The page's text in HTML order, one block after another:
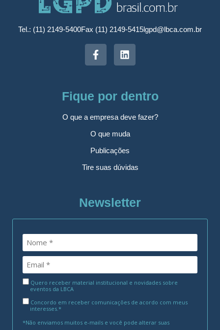
Tel.: (11) 2149-5400Fax (11) 2149-5415lgpd@lbca.com.br
Fique por dentro
O que a empresa deve fazer?
O que muda
Publicações
Tire suas dúvidas
Newsletter
Quero receber material institucional e novidades sobre
eventos da LBCA
Concordo em receber comunicações de acordo com meus
interesses.*
*Não enviamos muitos e-mails e você pode alterar suas